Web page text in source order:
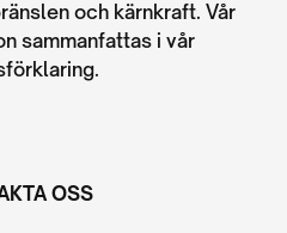
och kärnkraft. Vår
sammanfattas i vår
OSS